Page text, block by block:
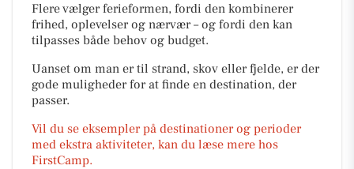
Flere vælger ferieformen, fordi den kombinerer
frihed, oplevelser og nærvær – og fordi den kan
tilpasses både behov og budget.
Uanset om man er til strand, skov eller fjelde, er der
gode muligheder for at finde en destination, der
passer.
Vil du se eksempler på destinationer og perioder
med ekstra aktiviteter, kan du læse mere hos
FirstCamp.